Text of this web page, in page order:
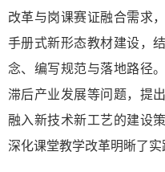
改革与岗课赛证融合需求
手册式新形态教材建设，
念、编写规范与落地路径
滞后产业发展等问题，提
融入新技术新工艺的建设
深化课堂教学改革明晰了实